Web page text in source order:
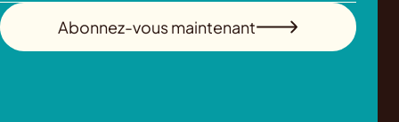
Abonnez-vous maintenant